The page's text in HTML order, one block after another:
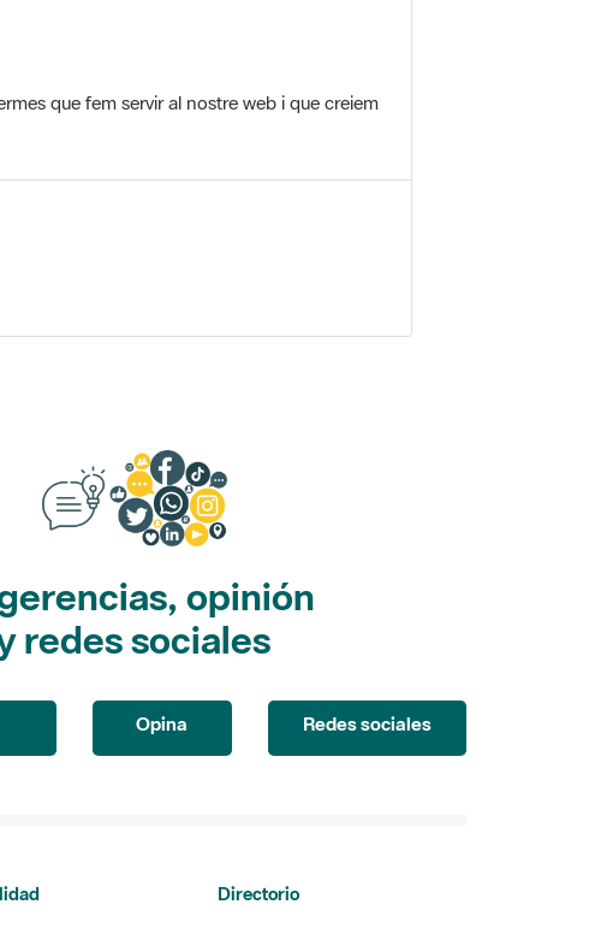
que fem servir al nostre web i que creiem
opinión
redes sociales
Opina Redes sociales
Directorio